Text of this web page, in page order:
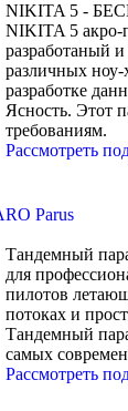
NIKITA 5 -
NIKITA 5 акро-
разработаный
различных
разработке
Ясность. Этот
требованиям.
Рассмотреть
Parus
Тандемный
для
пилотов
потоках и
Тандемный
самых
Рассмотреть